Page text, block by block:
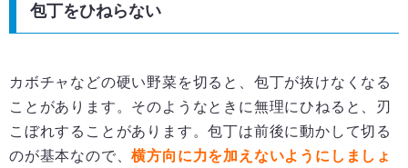
包丁をひねらない
カボチャなどの硬い野菜を切ると、包丁が抜けなくなる
ことがあります。そのようなときに無理にひねると、刃
こぼれすることがあります。包丁は前後に動かして切る
のが基本なので、横方向に力を加えないようにしましょ